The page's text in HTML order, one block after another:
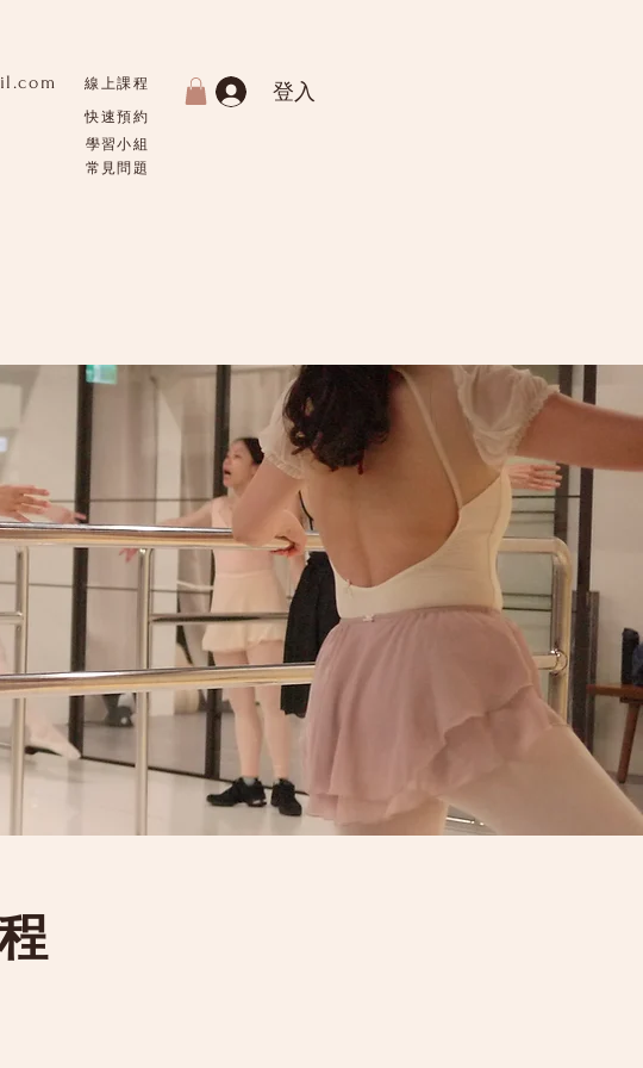
線上課程
快速預約
學習小組
​常見問題
登入